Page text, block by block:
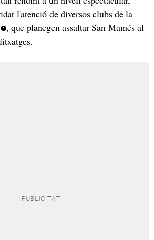
l'atenció de diversos clubs de la
, que planegen assaltar San Mamés al